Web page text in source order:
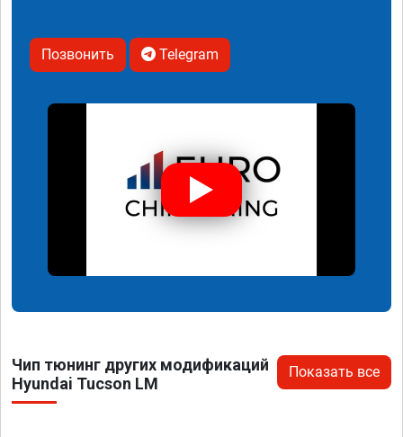
Позвонить Telegram
Чип тюнинг других модификаций
Hyundai Tucson LM
Показать все